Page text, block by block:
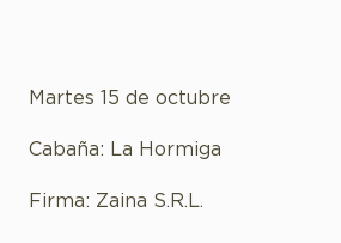
Martes 15 de octubre
Cabaña: La Hormiga
Firma: Zaina S.R.L.